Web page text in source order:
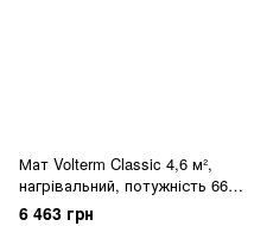
Мат Volterm Classic 4,6 м²,
нагрівальний, потужність 660
Вт
6 463 грн